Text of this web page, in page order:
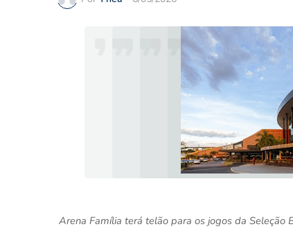
Arena Família terá telão para os jogos da Seleção